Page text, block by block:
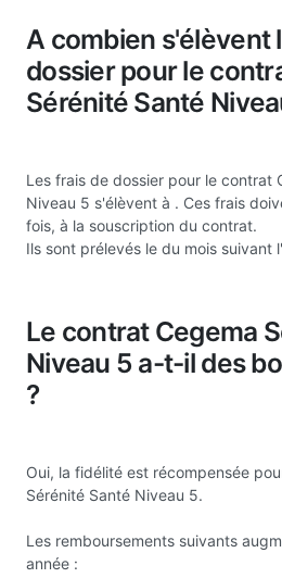
A combien s'élèvent
dossier pour le
Sérénité Santé
Les frais de dossier pour le contrat
Niveau 5 s'élèvent à . Ces frais
fois, à la souscription du contrat.
Ils sont prélevés le du mois suivant
Le contrat Cegema
Niveau 5 a-t-il des
?
Oui, la fidélité est récompensée
Sérénité Santé Niveau 5.
Les remboursements suivants
année :